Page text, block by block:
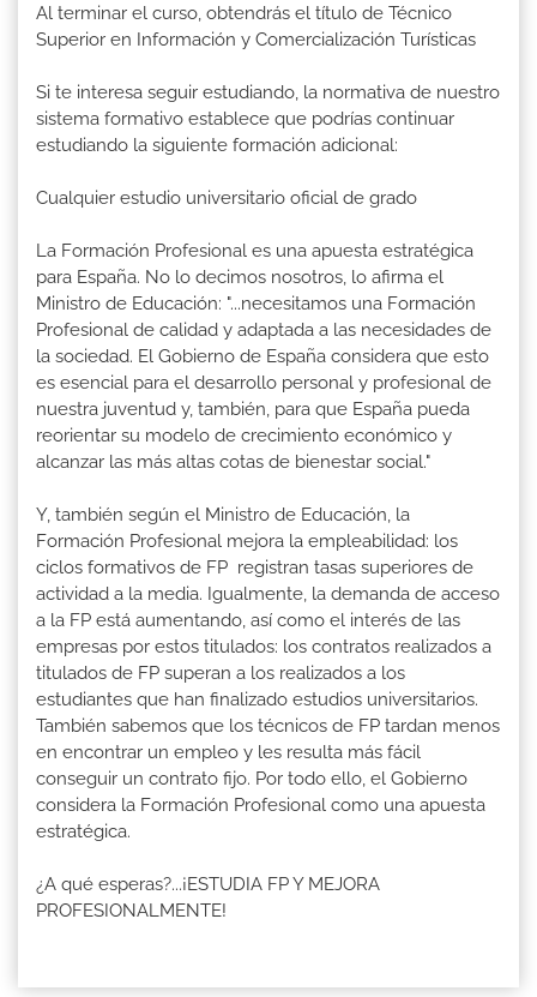
Al terminar el curso, obtendrás el título de Técnico
Superior en Información y Comercialización Turísticas
Si te interesa seguir estudiando, la normativa de nuestro
sistema formativo establece que podrías continuar
estudiando la siguiente formación adicional:
Cualquier estudio universitario oficial de grado
La Formación Profesional es una apuesta estratégica
para España. No lo decimos nosotros, lo afirma el
Ministro de Educación: "...necesitamos una Formación
Profesional de calidad y adaptada a las necesidades de
la sociedad. El Gobierno de España considera que esto
es esencial para el desarrollo personal y profesional de
nuestra juventud y, también, para que España pueda
reorientar su modelo de crecimiento económico y
alcanzar las más altas cotas de bienestar social."
Y, también según el Ministro de Educación, la
Formación Profesional mejora la empleabilidad: los
ciclos formativos de FP registran tasas superiores de
actividad a la media. Igualmente, la demanda de acceso
a la FP está aumentando, así como el interés de las
empresas por estos titulados: los contratos realizados a
titulados de FP superan a los realizados a los
estudiantes que han finalizado estudios universitarios.
También sabemos que los técnicos de FP tardan menos
en encontrar un empleo y les resulta más fácil
conseguir un contrato fijo. Por todo ello, el Gobierno
considera la Formación Profesional como una apuesta
estratégica.
¿A qué esperas?...¡ESTUDIA FP Y MEJORA
PROFESIONALMENTE!